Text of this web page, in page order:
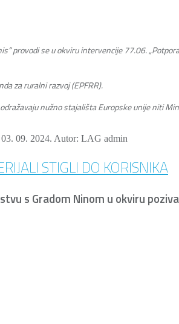
provodi se u okviru intervencije 77.06.
za ruralni razvoj (EPFRR).
nužno stajališta Europske unije niti
03. 09. 2024. Autor: LAG admin
STIGLI DO KORISNIKA
s Gradom Ninom u okviru